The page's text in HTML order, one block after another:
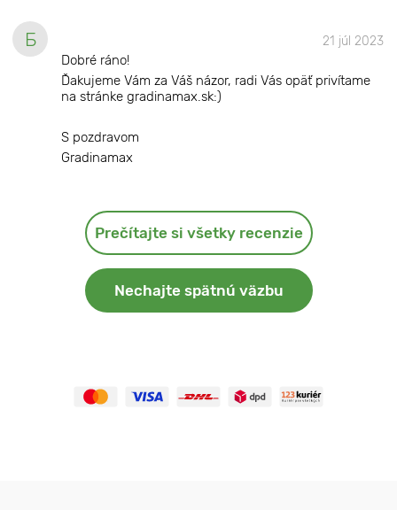
Б 21 júl 2023
Dobré ráno!
Ďakujeme Vám za Váš názor, radi Vás opäť privítame
na stránke gradinamax.sk:)
S pozdravom
Gradinamax
Prečítajte si všetky recenzie
Nechajte spätnú väzbu